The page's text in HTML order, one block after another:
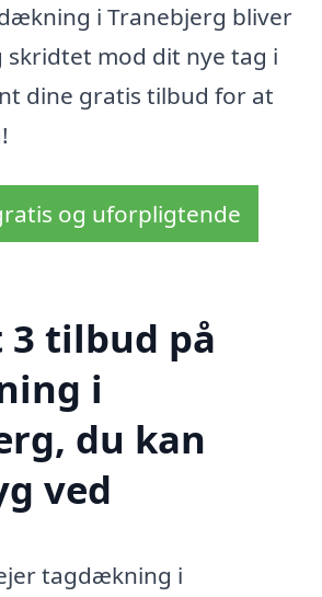
i Tranebjerg bliver
skridtet mod dit nye tag i
dine gratis tilbud for at
og uforpligtende
3 tilbud på
i
du kan
ved
tagdækning i